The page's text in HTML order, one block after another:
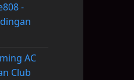
-
AC
Club